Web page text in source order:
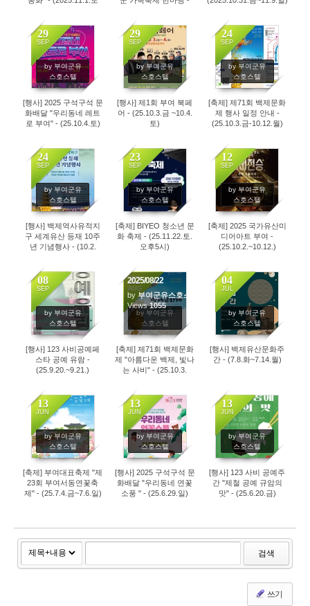
10:00~14:00)
었습니다.) *
29
SEP
by 부여군유
스호스텔
994
[행사] 2025 구석구석 문
화배달 "우리동네 레트
로 부여" - (25.10.4.토)
29
SEP
by 부여군유
스호스텔
996
[행사] 제1회 부여 북페
어 - (25.10.3.금 ~10.4.
토)
24
SEP
by 부여군유
스호스텔
1384
[축제] 제71회 백제문화
제 행사 일정 안내 -
(25.10.3.금-10.12.월)
24
SEP
by 부여군유
스호스텔
1019
[행사] 백제역사유적지
구 세계유산 등재 10주
년 기념행사 - (10.2.
23
SEP
by 부여군유
스호스텔
997
[축제] BIYEO 청소년 문
화 축제 - (25.11.22.토.
오후5시)
12
SEP
by 부여군유
스호스텔
1033
[축제] 2025 국가유산미
디어아트 부여 -
(25.10.2.~10.12.)
08
SEP
by 부여군유
스호스텔
1062
[행사] 123 사비공예페
스타 공예 유람 -
(25.9.20.~9.21.)
22
AUG
by 부여군유
스호스텔
2025/08/22
by부여군유스호스텔
Views1055
[축제] 제71회 백제문화
제 "아름다운 백제, 빛나
는 사비" - (25.10.3.
04
JUL
by 부여군유
스호스텔
1167
[행사] 백제유산문화주
간 - (7.8.화~7.14.월)
13
JUN
by 부여군유
스호스텔
1132
[축제] 부여대표축제 "제
23회 부여서동연꽃축
제" - (25.7.4.금~7.6.일)
13
JUN
by 부여군유
스호스텔
1187
[행사] 2025 구석구석 문
화배달 "우리동네 연꽃
소풍 " - (25.6.29.일)
13
JUN
by 부여군유
스호스텔
1201
[행사] 123 사비 공예주
간 "제철 공예 규암의
맛" - (25.6.20.금)
검색
쓰기